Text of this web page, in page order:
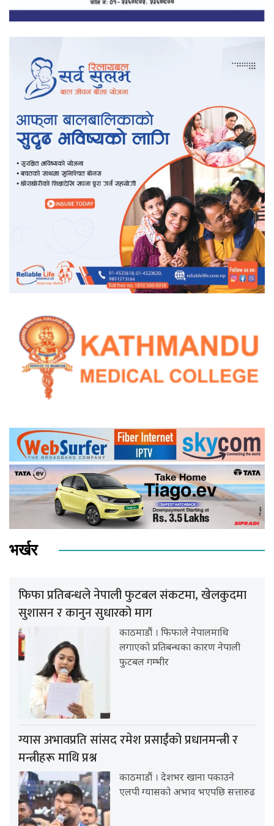
भर्खर
फिफा प्रतिबन्धले नेपाली फुटबल संकटमा, खेलकुदमा
सुशासन र कानुन सुधारको माग
काठमाडौं । फिफाले नेपालमाथि
लगाएको प्रतिबन्धका कारण नेपाली
फुटबल गम्भीर
ग्यास अभावप्रति सांसद रमेश प्रसाईंको प्रधानमन्त्री र
मन्त्रीहरू माथि प्रश्न
काठमाडौं । देशभर खाना पकाउने
एलपी ग्यासको अभाव भएपछि सत्तारुढ